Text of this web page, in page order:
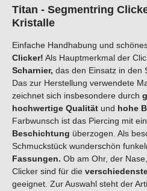
Titan - Segmentring
Kristalle
Einfache Handhabung und
Clicker! Als Hauptmerkmal der
Scharnier, das den Einsatz in den
Das zur Herstellung verwendete
zeichnet sich insbesondere durch
hochwertige Qualität und hohe
Farbwunsch ist das Piercing mit
Beschichtung überzogen. Als
Schmuckstück wunderschön
Fassungen. Ob am Ohr, der
Clicker sind für die
geeignet. Zur Auswahl steht der